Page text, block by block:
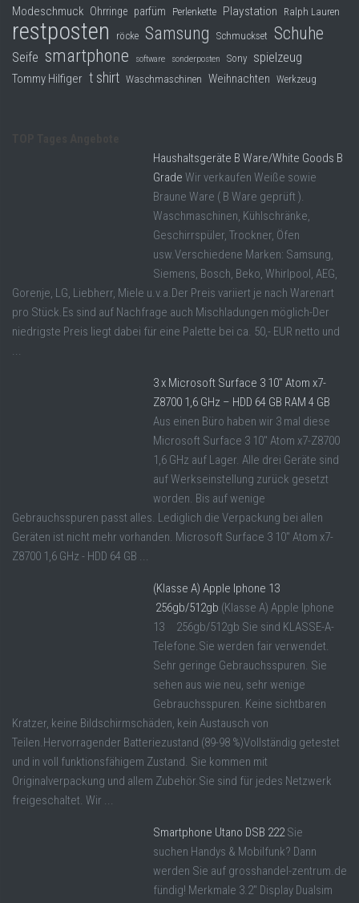
Modeschmuck Ohrringe parfüm Perlenkette Playstation Ralph Lauren
restposten röcke Samsung Schmuckset Schuhe
Seife smartphone software sonderposten Sony spielzeug
Tommy Hilfiger t shirt Waschmaschinen Weihnachten Werkzeug
Haushaltsgeräte B Ware/White Goods B
Grade Wir verkaufen Weiße sowie
Braune Ware ( B Ware geprüft ).
Waschmaschinen, Kühlschränke,
Geschirrspüler, Trockner, Öfen
usw.Verschiedene Marken: Samsung,
Siemens, Bosch, Beko, Whirlpool, AEG,
Gorenje, LG, Liebherr, Miele u.v.a.Der Preis variiert je nach Warenart
pro Stück.Es sind auf Nachfrage auch Mischladungen möglich-Der
niedrigste Preis liegt dabei für eine Palette bei ca. 50,- EUR netto und
...
3 x Microsoft Surface 3 10″ Atom x7-
Z8700 1,6 GHz – HDD 64 GB RAM 4 GB
Aus einen Büro haben wir 3 mal diese
Microsoft Surface 3 10" Atom x7-Z8700
1,6 GHz auf Lager. Alle drei Geräte sind
auf Werkseinstellung zurück gesetzt
worden. Bis auf wenige
Gebrauchsspuren passt alles. Lediglich die Verpackung bei allen
Geräten ist nicht mehr vorhanden. Microsoft Surface 3 10" Atom x7-
Z8700 1,6 GHz - HDD 64 GB ...
(Klasse A) Apple Iphone 13
256gb/512gb (Klasse A) Apple Iphone
13 256gb/512gb Sie sind KLASSE-A-
Telefone.Sie werden fair verwendet.
Sehr geringe Gebrauchsspuren. Sie
sehen aus wie neu, sehr wenige
Gebrauchsspuren. Keine sichtbaren
Kratzer, keine Bildschirmschäden, kein Austausch von
Teilen.Hervorragender Batteriezustand (89-98 %)Vollständig getestet
und in voll funktionsfähigem Zustand. Sie kommen mit
Originalverpackung und allem Zubehör.Sie sind für jedes Netzwerk
freigeschaltet. Wir ...
Smartphone Utano DSB 222 Sie
suchen Handys & Mobilfunk? Dann
werden Sie auf grosshandel-zentrum.de
fündig! Merkmale 3.2" Display Dualsim